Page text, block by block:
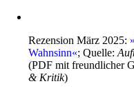
Rezension März 2025:
Wahnsinn«; Quelle:
(PDF mit freundlicher
& Kritik)